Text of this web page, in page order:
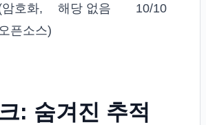
암호화,
오픈소스)
해당 없음 10/10
: 숨겨진 추적